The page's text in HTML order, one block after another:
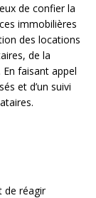
de confier la
immobilières
des locations
de la
faisant appel
et d’un suivi
de réagir